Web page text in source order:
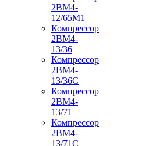
2ВМ4-
12/65М1
Компрессор
2ВМ4-
13/36
Компрессор
2ВМ4-
13/36С
Компрессор
2ВМ4-
13/71
Компрессор
2ВМ4-
13/71С